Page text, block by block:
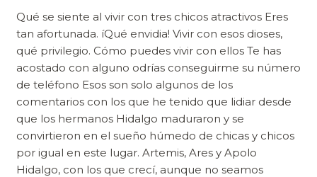
Qué se siente al vivir con tres chicos atractivos Eres
tan afortunada. íQué envidia! Vivir con esos dioses,
qué privilegio. Cómo puedes vivir con ellos Te has
acostado con alguno odrías conseguirme su número
de teléfono Esos son solo algunos de los
comentarios con los que he tenido que lidiar desde
que los hermanos Hidalgo maduraron y se
convirtieron en el sueño húmedo de chicas y chicos
por igual en este lugar. Artemis, Ares y Apolo
Hidalgo, con los que crecí, aunque no seamos